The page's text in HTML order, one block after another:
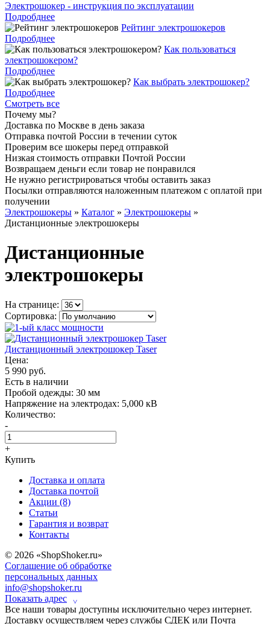
Электрошокер - инструкция по эксплуатации
Подробднее
Рейтинг электрошокеров
Подробднее
Как пользоваться
электрошокером?
Подробднее
Как выбрать электрошокер?
Подробднее
Смотреть все
Почему мы?
Доставка по Москве в день заказа
Отправка почтой России в течении суток
Проверим все шокеры перед отправкой
Низкая стоимость отправки Почтой России
Возвращаем деньги если товар не понравился
Не нужно регистрироваться чтобы оставить заказ
Посылки отправляются наложенным платежом с оплатой при
получении
Электрошокеры » Каталог » Электрошокеры »
Дистанционные электрошокеры
Дистанционные
электрошокеры
На странице:
Сортировка:
Дистанционный электрошокер Taser
Цена:
5 990 руб.
Есть в наличии
Пробой одежды: 30 мм
Напряжение на электродах: 5,000 кВ
Количество:
-
+
Купить
Доставка и оплата
Доставка почтой
Акции (8)
Статьи
Гарантия и возврат
Контакты
© 2026 «ShopShoker.ru»
Соглашение об обработке
персональных данных
info@shopshoker.ru
Показать адрес
˅
Все наши товары доступны исключительно через интернет.
Доставку осуществляем через службы СДЕК или Почта